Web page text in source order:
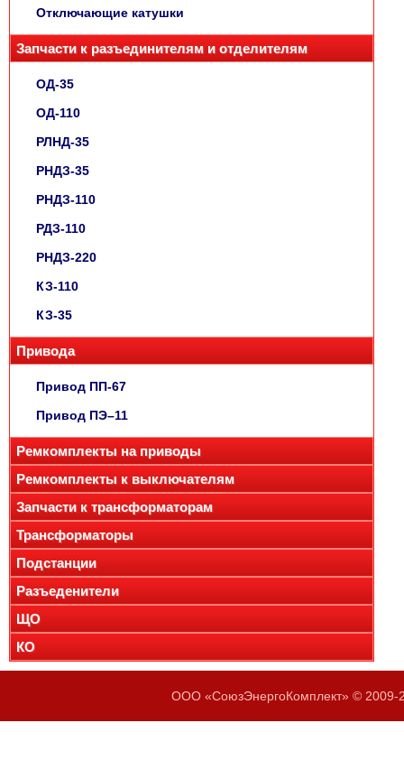
Отключающие катушки
Запчасти к разъединителям и отделителям
ОД-35
ОД-110
РЛНД-35
РНДЗ-35
РНДЗ-110
РДЗ-110
РНДЗ-220
КЗ-110
КЗ-35
Привода
Привод ПП-67
Привод ПЭ–11
Ремкомплекты на приводы
Ремкомплекты к выключателям
Запчасти к трансформаторам
Трансформаторы
Подстанции
Разъеденители
ЩО
КО
ООО «СоюзЭнергоКомплект» © 2009-